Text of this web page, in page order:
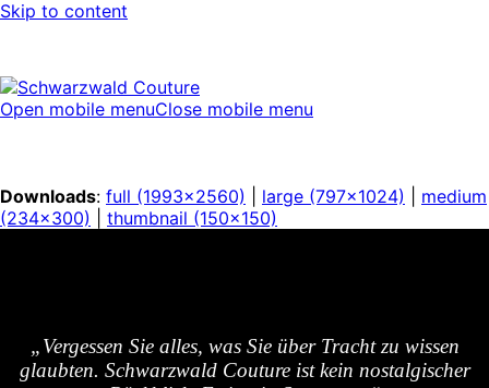
Skip to content
Open mobile menuClose mobile menu
Downloads: full (1993x2560) large (797x1024)
medium
(234x300)
thumbnail (150x150)
„Vergessen Sie alles, was Sie über Tracht zu wissen
glaubten. Schwarzwald Couture ist kein nostalgischer